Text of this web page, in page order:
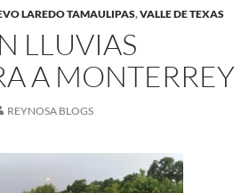
LAREDO TAMAULIPAS,VALLE DE TEXAS
LLUVIAS
A MONTERREY
REYNOSA BLOGS